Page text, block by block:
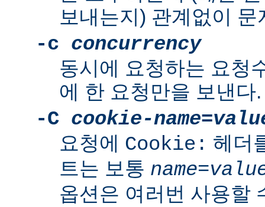
보내는지) 관계없이
-c concurrency
동시에 요청하는 요청
에 한 요청만을 보낸다.
-C cookie-name=
요청에 Cookie: 헤더
트는 보통 name=
옵션은 여러번 사용할